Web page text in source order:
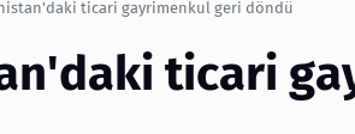
ticari gayrimenkul geri döndü
ticari